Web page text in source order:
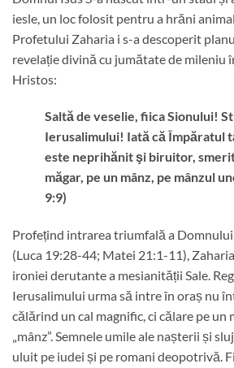
iesle, un loc folosit pentru a hrăni
Profetului Zaharia i s-a descoperit
revelație divină cu jumătate de mileniu
Hristos:
Saltă de veselie, fiica Sionului!
Ierusalimului! Iată că Împăratul
este neprihănit şi biruitor,
măgar, pe un mânz, pe mânzul
9:9)
Profețind intrarea triumfală a
(Luca 19:28-44; Matei 21:1-11),
ironiei derutante a mesianității Sale.
Ierusalimului urma să intre în oraș nu
călărind un cal magnific, ci călare pe un
„mânz”. Semnele umile ale nașterii și
uluit pe iudei și pe romani deopotrivă.